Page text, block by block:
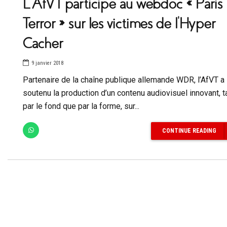
L’AfVT participe au webdoc « Paris
Terror » sur les victimes de l’Hyper
Cacher
9 janvier 2018
Partenaire de la chaîne publique allemande WDR, l’AfVT a
soutenu la production d’un contenu audiovisuel innovant,
par le fond que par la forme, sur...
CONTINUE READING